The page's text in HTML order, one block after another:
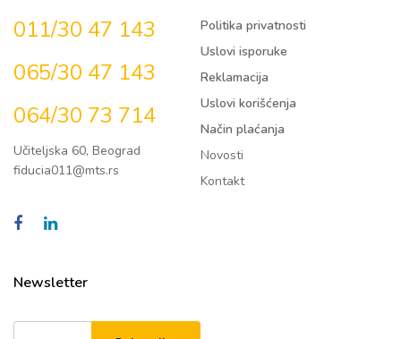
011/30 47 143
065/30 47 143
064/30 73 714
Učiteljska 60, Beograd
fiducia011@mts.rs
Politika privatnosti
Uslovi isporuke
Reklamacija
Uslovi korišćenja
Način plaćanja
Novosti
Kontakt
Newsletter